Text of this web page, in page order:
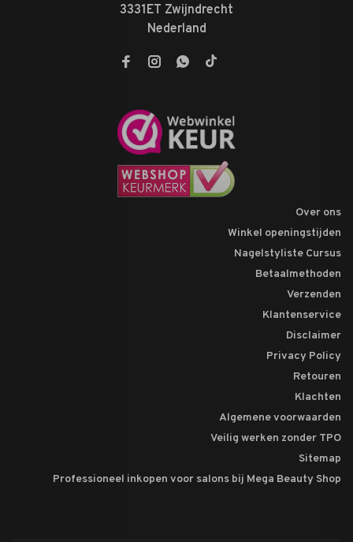
3331ET Zwijndrecht
Nederland
Over ons
Winkel openingstijden
Nagelstyliste Cursus
Betaalmethoden
Verzenden
Klantenservice
Disclaimer
Privacy Policy
Retouren
Klachten
Algemene voorwaarden
Veilig werken zonder TPO
Sitemap
Professioneel inkopen voor salons bij Mega Beauty Shop